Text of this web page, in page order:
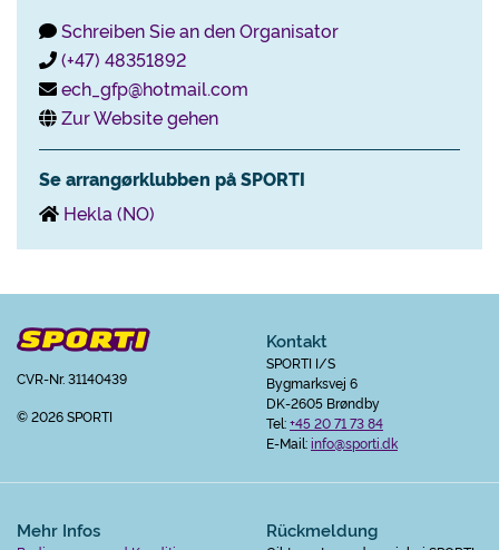
Schreiben Sie an den Organisator
(+47) 48351892
ech_gfp@hotmail.com
Zur Website gehen
Se arrangørklubben på SPORTI
Hekla (NO)
CVR-Nr. 31140439
© 2026 SPORTI
Kontakt
SPORTI I/S
Bygmarksvej 6
DK-2605 Brøndby
Tel:+45 20 71 73 84
E-Mail:info@sporti.dk
Mehr Infos Rückmeldung